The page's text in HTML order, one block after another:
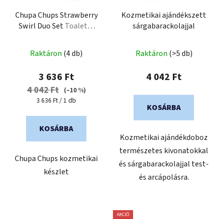
Chupa Chups Strawberry
Swirl Duo SetToaletní
krém 150 ml
Raktáron (4 db)
3 636 Ft
4 042 Ft
(–10 %)
Egységár:
3 636 Ft / 1 db
KOSÁRBA
Chupa Chups kozmetikai
készlet
Kozmetikai ajándékszett
sárgabarackolajjal
Raktáron (>5 db)
4 042 Ft
KOSÁRBA
Kozmetikai ajándékdoboz
természetes kivonatokkal
és sárgabarackolajjal test-
és arcápolásra.
AKCIÓ